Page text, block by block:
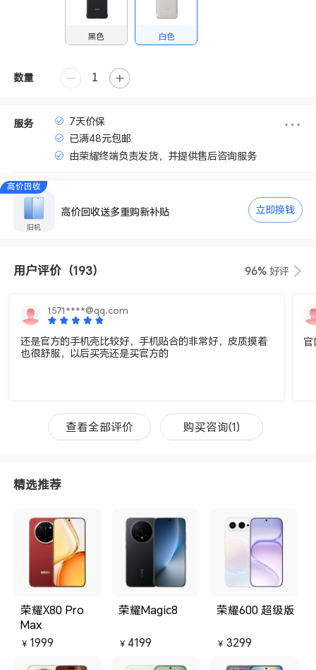
黑色 白色
数量
服务
7天价保
已满48元包邮
由荣耀终端负责发货，并提供售后咨询服务
高价回收
旧机
高价回收送多重购新补贴 立即换钱
用户评价 （193） 96% 好评
1571****@qq.com
还是官方的手机壳比较好，手机贴合的非常好，皮质摸着
也很舒服，以后买壳还是买官方的
官
查看全部评价 购买咨询(1)
精选推荐
荣耀X80 Pro
Max
￥ 1999
荣耀Magic8
￥ 4199
荣耀600 超级版
￥ 3299